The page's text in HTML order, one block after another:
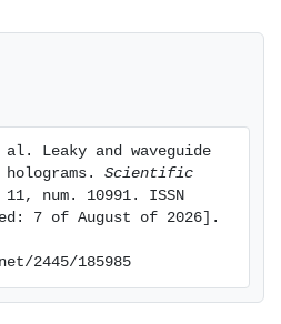
al. Leaky and waveguide
Scientific
num. 10991. ISSN
7 of August of 2026].
2445/185985